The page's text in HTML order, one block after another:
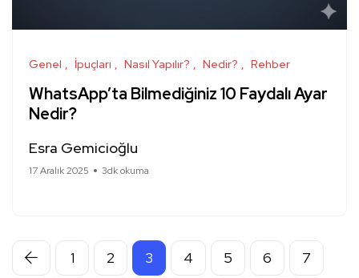
Genel İpuçları Nasıl Yapılır? Nedir? Rehber
WhatsApp’ta Bilmediğiniz 10 Faydalı Ayar
Nedir?
Esra Gemicioğlu
17 Aralık 2025 3dk okuma
1 2 3 4 5 6 7